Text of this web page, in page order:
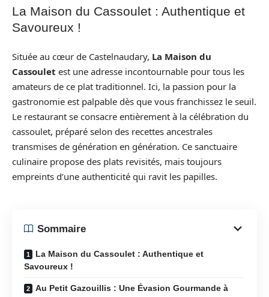
La Maison du Cassoulet : Authentique et
Savoureux !
Située au cœur de Castelnaudary, La Maison du
Cassoulet est une adresse incontournable pour tous les
amateurs de ce plat traditionnel. Ici, la passion pour la
gastronomie est palpable dès que vous franchissez le seuil.
Le restaurant se consacre entièrement à la célébration du
cassoulet, préparé selon des recettes ancestrales
transmises de génération en génération. Ce sanctuaire
culinaire propose des plats revisités, mais toujours
empreints d’une authenticité qui ravit les papilles.
Sommaire
La Maison du Cassoulet : Authentique et
Savoureux !
Au Petit Gazouillis : Une Évasion Gourmande à